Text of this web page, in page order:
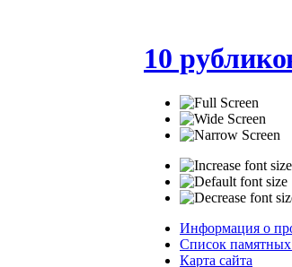
10
Информация о
Список
Карта сайта